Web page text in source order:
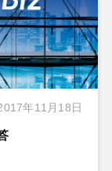
年11月18日